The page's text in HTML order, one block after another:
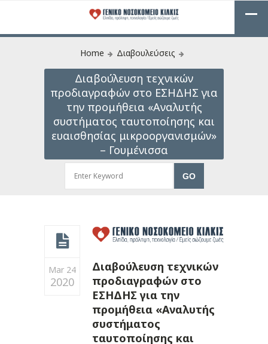
Home Διαβουλεύσεις
Διαβούλευση τεχνικών
προδιαγραφών στο ΕΣΗΔΗΣ για
την προμήθεια «Αναλυτής
συστήματος ταυτοποίησης και
ευαισθησίας μικροοργανισμών»
– Γουμένισσα
Mar 24
2020
Διαβούλευση τεχνικών
προδιαγραφών στο
ΕΣΗΔΗΣ για την
προμήθεια «Αναλυτής
συστήματος
ταυτοποίησης και